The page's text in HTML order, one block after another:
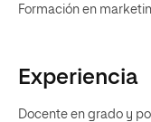
Formación en
Experiencia
Docente en grado y